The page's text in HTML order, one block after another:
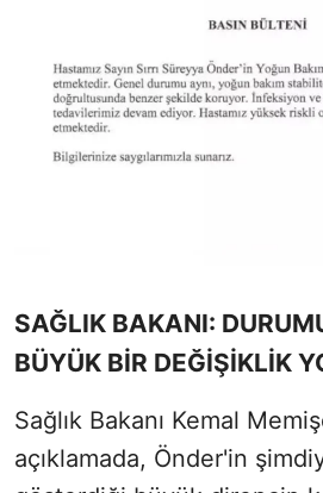
SAĞLIK BAKANI:
BÜYÜK BİR DEĞİŞİKLİK
Sağlık Bakanı Kemal
açıklamada, Önder'in